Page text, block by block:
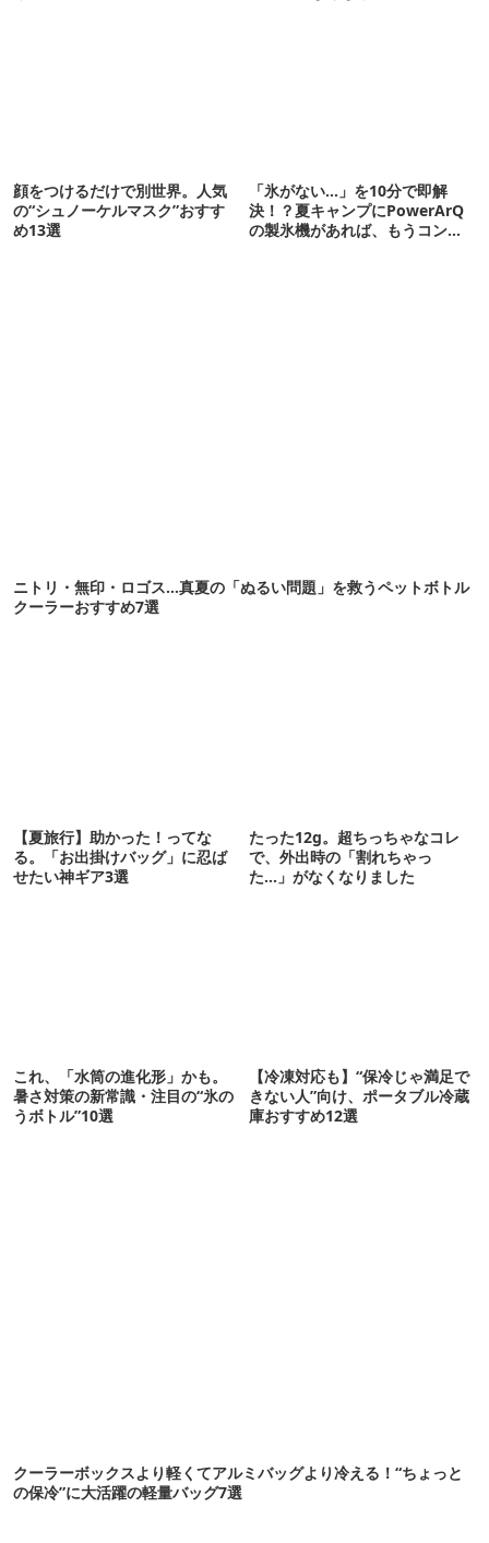
顔をつけるだけで別世界。人気
の“シュノーケルマスク”おすす
め13選
「氷がない…」を10分で即解
決！？夏キャンプにPowerArQ
の製氷機があれば、もうコンビ
ニトリ・無印・ロゴス…真夏の「ぬるい問題」を救うペットボトル
クーラーおすすめ7選
【夏旅行】助かった！ってな
る。「お出掛けバッグ」に忍ば
せたい神ギア3選
たった12g。超ちっちゃなコレ
で、外出時の「割れちゃっ
た…」がなくなりました
これ、「水筒の進化形」かも。
暑さ対策の新常識・注目の“氷の
うボトル”10選
【冷凍対応も】“保冷じゃ満足で
きない人”向け、ポータブル冷蔵
庫おすすめ12選
クーラーボックスより軽くてアルミバッグより冷える！“ちょっと
の保冷”に大活躍の軽量バッグ7選